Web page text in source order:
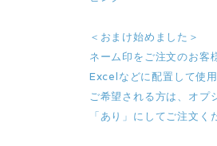
＜おまけ始めました＞
ネーム印をご注文のお客
Excelなどに配置して使
ご希望される方は、オプ
「あり」にしてご注文く